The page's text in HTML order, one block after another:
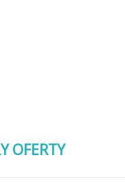
OFERTY